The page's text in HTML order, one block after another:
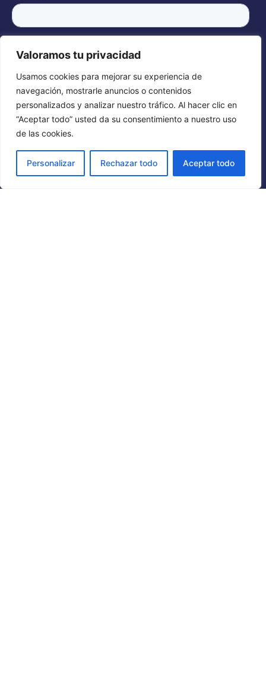
Valoramos tu privacidad
Usamos cookies para mejorar su experiencia de
navegación, mostrarle anuncios o contenidos
personalizados y analizar nuestro tráfico. Al hacer clic en
“Aceptar todo” usted da su consentimiento a nuestro uso
de las cookies.
Personalizar Rechazar todo Aceptar todo